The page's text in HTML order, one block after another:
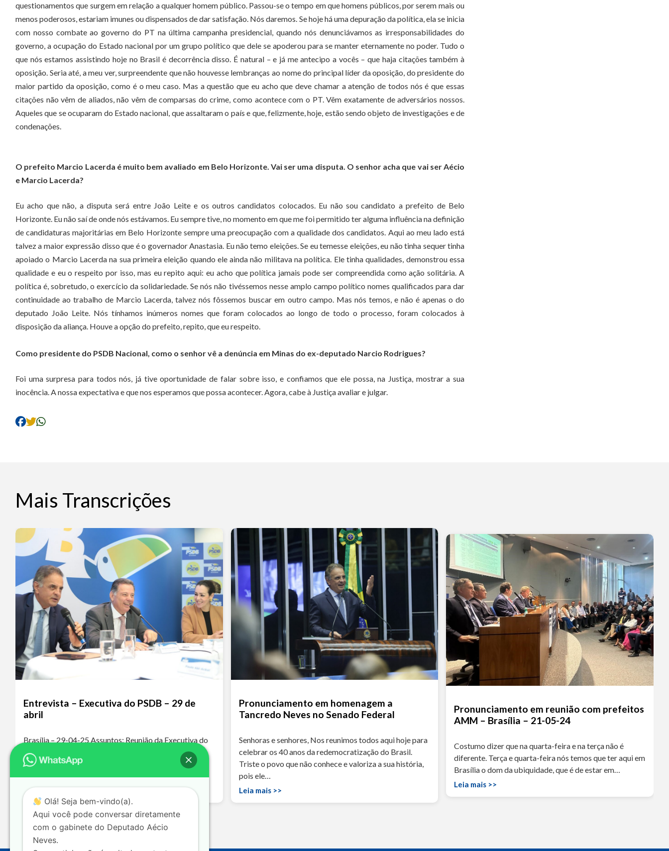
questionamentos que surgem em relação a qualquer homem público. Passou-se o tempo em que homens públicos, por serem mais ou
menos poderosos, estariam imunes ou dispensados de dar satisfação. Nós daremos. Se hoje há uma depuração da política, ela se inicia
com nosso combate ao governo do PT na última campanha presidencial, quando nós denunciávamos as irresponsabilidades do
governo, a ocupação do Estado nacional por um grupo político que dele se apoderou para se manter eternamente no poder. Tudo o
que nós estamos assistindo hoje no Brasil é decorrência disso. É natural – e já me antecipo a vocês – que haja citações também à
oposição. Seria até, a meu ver, surpreendente que não houvesse lembranças ao nome do principal líder da oposição, do presidente do
maior partido da oposição, como é o meu caso. Mas a questão que eu acho que deve chamar a atenção de todos nós é que essas
citações não vêm de aliados, não vêm de comparsas do crime, como acontece com o PT. Vêm exatamente de adversários nossos.
Aqueles que se ocuparam do Estado nacional, que assaltaram o país e que, felizmente, hoje, estão sendo objeto de investigações e de
condenações.
O prefeito Marcio Lacerda é muito bem avaliado em Belo Horizonte. Vai ser uma disputa. O senhor acha que vai ser Aécio
e Marcio Lacerda?
Eu acho que não, a disputa será entre João Leite e os outros candidatos colocados. Eu não sou candidato a prefeito de Belo
Horizonte. Eu não saí de onde nós estávamos. Eu sempre tive, no momento em que me foi permitido ter alguma influência na definição
de candidaturas majoritárias em Belo Horizonte sempre uma preocupação com a qualidade dos candidatos. Aqui ao meu lado está
talvez a maior expressão disso que é o governador Anastasia. Eu não temo eleições. Se eu temesse eleições, eu não tinha sequer tinha
apoiado o Marcio Lacerda na sua primeira eleição quando ele ainda não militava na política. Ele tinha qualidades, demonstrou essa
qualidade e eu o respeito por isso, mas eu repito aqui: eu acho que política jamais pode ser compreendida como ação solitária. A
política é, sobretudo, o exercício da solidariedade. Se nós não tivéssemos nesse amplo campo político nomes qualificados para dar
continuidade ao trabalho de Marcio Lacerda, talvez nós fôssemos buscar em outro campo. Mas nós temos, e não é apenas o do
deputado João Leite. Nós tínhamos inúmeros nomes que foram colocados ao longo de todo o processo, foram colocados à
disposição da aliança. Houve a opção do prefeito, repito, que eu respeito.
Como presidente do PSDB Nacional, como o senhor vê a denúncia em Minas do ex-deputado Narcio Rodrigues?
Foi uma surpresa para todos nós, já tive oportunidade de falar sobre isso, e confiamos que ele possa, na Justiça, mostrar a sua
inocência. A nossa expectativa e que nos esperamos que possa acontecer. Agora, cabe à Justiça avaliar e julgar.
Mais Transcrições
Entrevista – Executiva do PSDB – 29 de
abril
Brasília – 29-04-25 Assuntos: Reunião da Executiva do
PSDB – Fusão PSDB/Podemos Ouça o áudio da
entrevista A ausência do PSDB nos grandes debates
nacionais levou a essa polarização extremamente…
Leia mais >>
Pronunciamento em homenagem a
Tancredo Neves no Senado Federal
Senhoras e senhores, Nos reunimos todos aqui hoje para
celebrar os 40 anos da redemocratização do Brasil.
Triste o povo que não conhece e valoriza a sua história,
pois ele…
Leia mais >>
Pronunciamento em reunião com prefeitos
AMM – Brasília – 21-05-24
Costumo dizer que na quarta-feira e na terça não é
diferente. Terça e quarta-feira nós temos que ter aqui em
Brasília o dom da ubiquidade, que é de estar em…
Leia mais >>
Olá! Seja bem-vindo(a).
Aqui você pode conversar diretamente
com o gabinete do Deputado Aécio
Neves.